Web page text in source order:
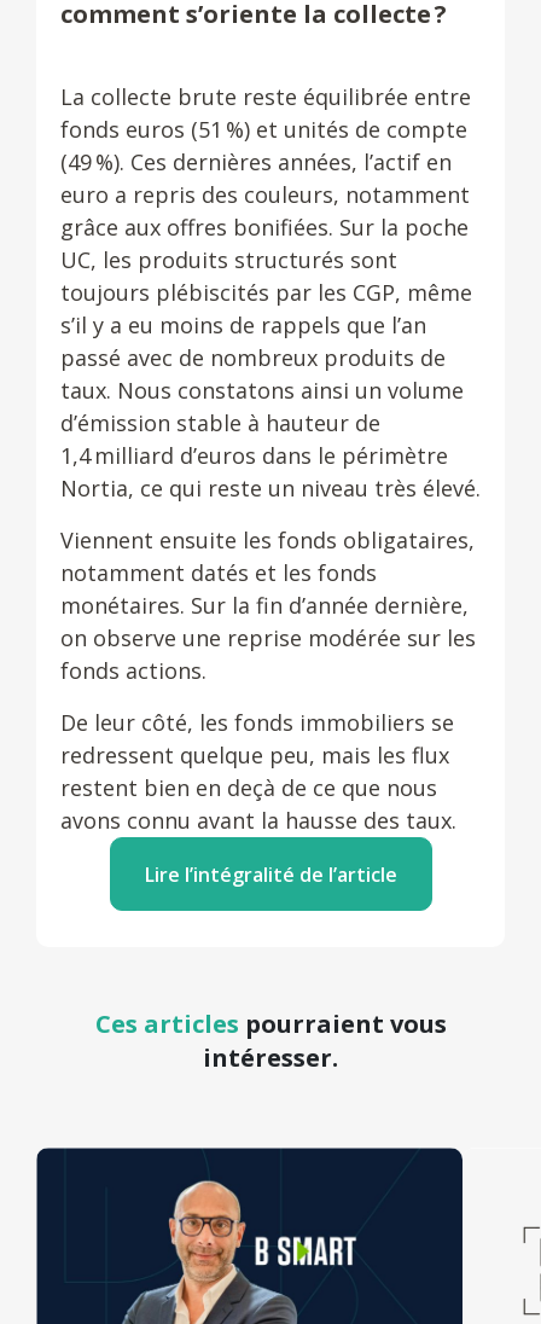
comment s’oriente la collecte ?
La collecte brute reste équilibrée entre
fonds euros (51 %) et unités de compte
(49 %). Ces dernières années, l’actif en
euro a repris des couleurs, notamment
grâce aux offres bonifiées. Sur la poche
UC, les produits structurés sont
toujours plébiscités par les CGP, même
s’il y a eu moins de rappels que l’an
passé avec de nombreux produits de
taux. Nous constatons ainsi un volume
d’émission stable à hauteur de
1,4 milliard d’euros dans le périmètre
Nortia, ce qui reste un niveau très élevé.
Viennent ensuite les fonds obligataires,
notamment datés et les fonds
monétaires. Sur la fin d’année dernière,
on observe une reprise modérée sur les
fonds actions.
De leur côté, les fonds immobiliers se
redressent quelque peu, mais les flux
restent bien en deçà de ce que nous
avons connu avant la hausse des taux.
Lire l’intégralité de l’article
Ces articles pourraient vous
intéresser.